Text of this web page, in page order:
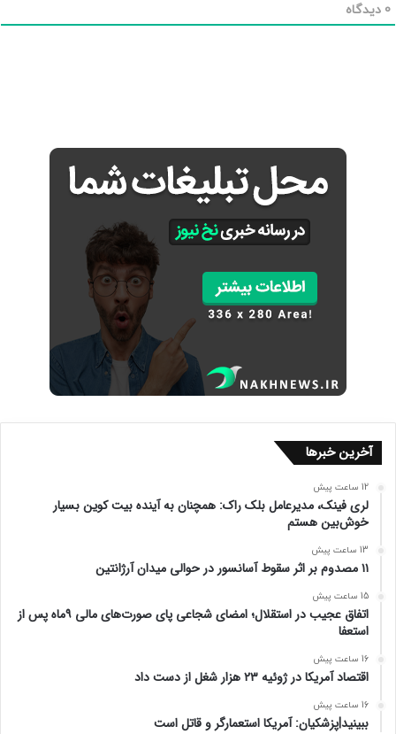
0 دیدگاه
آخرین خبرها
12 ساعت پیش
لری فینک، مدیرعامل بلک راک: همچنان به آینده بیت کوین بسیار
خوش‌بین هستم
13 ساعت پیش
۱۱ مصدوم بر اثر سقوط آسانسور در حوالی میدان آرژانتین
15 ساعت پیش
اتفاق عجیب در استقلال؛ امضای شجاعی پای صورت‌های مالی ۹ماه پس از
استعفا
16 ساعت پیش
اقتصاد آمریکا در ژوئیه ۲۳ هزار شغل از دست داد
16 ساعت پیش
ببینید|پزشکیان: آمریکا استعمارگر و قاتل است